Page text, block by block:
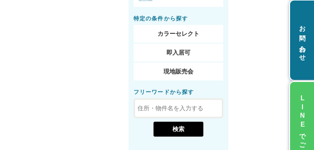
特定の条件から探す
カラーセレクト
即入居可
現地販売会
フリーワードから探す
お問い合わせ
LINEでご相談